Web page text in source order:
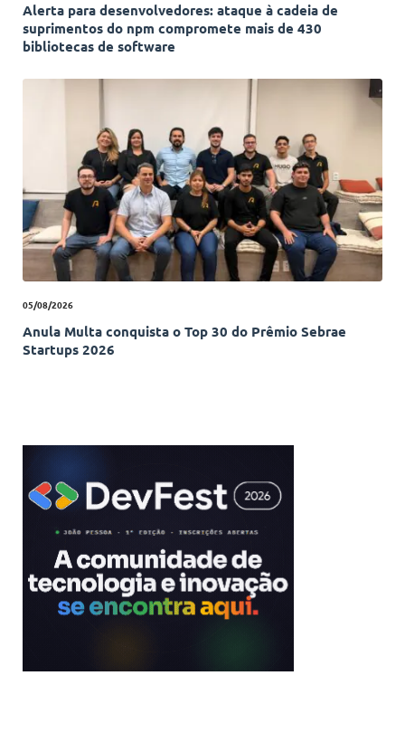
Alerta para desenvolvedores: ataque à cadeia de
suprimentos do npm compromete mais de 430
bibliotecas de software
05/08/2026
Anula Multa conquista o Top 30 do Prêmio Sebrae
Startups 2026